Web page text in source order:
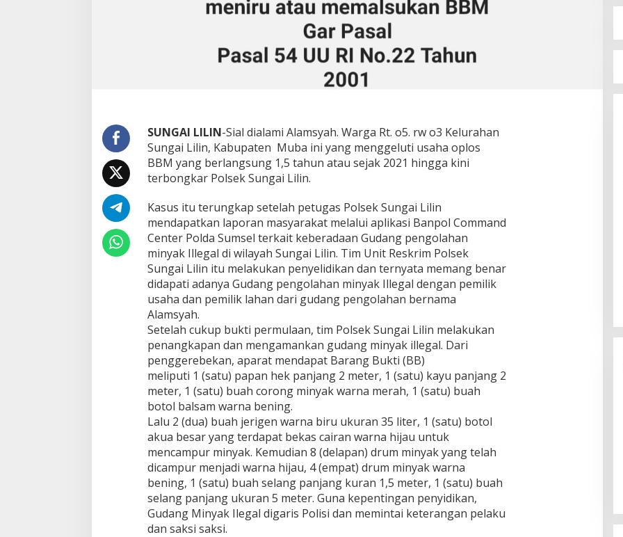
s
e
k
u
g
a
i
L
l
i
n
SUNGAI LILIN-Sial dialami Alamsyah. Warga Rt. o5. rw o3 Kelurahan
Sungai Lilin, Kabupaten Muba ini yang menggeluti usaha oplos
BBM yang berlangsung 1,5 tahun atau sejak 2021 hingga kini
terbongkar Polsek Sungai Lilin.
Kasus itu terungkap setelah petugas Polsek Sungai Lilin
mendapatkan laporan masyarakat melalui aplikasi Banpol Command
Center Polda Sumsel terkait keberadaan Gudang pengolahan
minyak Illegal di wilayah Sungai Lilin. Tim Unit Reskrim Polsek
Sungai Lilin itu melakukan penyelidikan dan ternyata memang benar
didapati adanya Gudang pengolahan minyak Illegal dengan pemilik
usaha dan pemilik lahan dari gudang pengolahan bernama
Alamsyah.
Setelah cukup bukti permulaan, tim Polsek Sungai Lilin melakukan
penangkapan dan mengamankan gudang minyak illegal. Dari
penggerebekan, aparat mendapat Barang Bukti (BB)
meliputi 1 (satu) papan hek panjang 2 meter, 1 (satu) kayu panjang 2
meter, 1 (satu) buah corong minyak warna merah, 1 (satu) buah
botol balsam warna bening.
Lalu 2 (dua) buah jerigen warna biru ukuran 35 liter, 1 (satu) botol
akua besar yang terdapat bekas cairan warna hijau untuk
mencampur minyak. Kemudian 8 (delapan) drum minyak yang telah
dicampur menjadi warna hijau, 4 (empat) drum minyak warna
bening, 1 (satu) buah selang panjang kuran 1,5 meter, 1 (satu) buah
selang panjang ukuran 5 meter. Guna kepentingan penyidikan,
Gudang Minyak Ilegal digaris Polisi dan memintai keterangan pelaku
dan saksi saksi.
Heri Amalindo, Nyalon Gubernur
Sumsel dan Jadi
Di Berita, Politik